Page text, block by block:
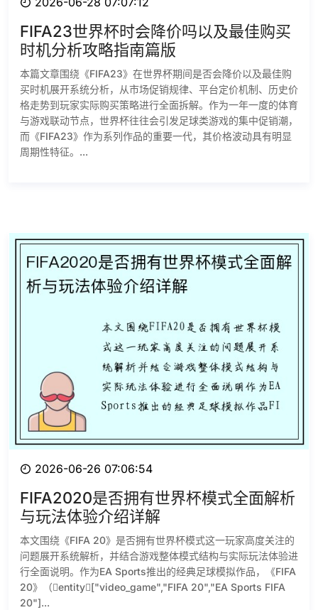
FIFA23世界杯时会降价吗以及最佳购买
时机分析攻略指南篇版
本篇文章围绕《FIFA23》在世界杯期间是否会降价以及最佳购
买时机展开系统分析，从市场促销规律、平台定价机制、历史价
格走势到玩家实际购买策略进行全面拆解。作为一年一度的体育
与游戏联动节点，世界杯往往会引发足球类游戏的集中促销潮，
而《FIFA23》作为系列作品的重要一代，其价格波动具有明显
周期性特征。...
2026-06-26 07:06:54
FIFA2020是否拥有世界杯模式全面解析
与玩法体验介绍详解
本文围绕《FIFA 20》是否拥有世界杯模式这一玩家高度关注的
问题展开系统解析，并结合游戏整体模式结构与实际玩法体验进
行全面说明。作为EA Sports推出的经典足球模拟作品，《FIFA
20》（entity["video_game","FIFA 20","EA Sports FIFA
20"]...